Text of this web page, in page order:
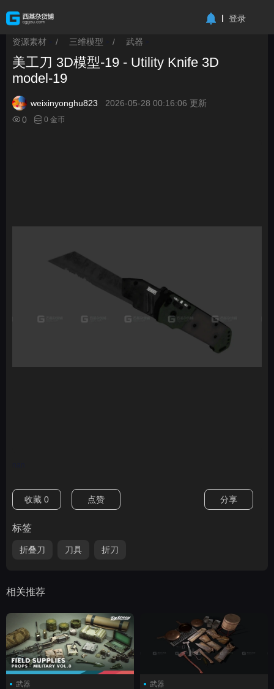
登录
资源素材 / 三维模型 / 武器
美工刀 3D模型-19 - Utility Knife 3D
model-19
weixinyonghu823
2026-05-28 00:16:06 更新
0
0 金币
收藏 0 点赞 分享
标签
折叠刀 刀具 折刀
相关推荐
武器 武器